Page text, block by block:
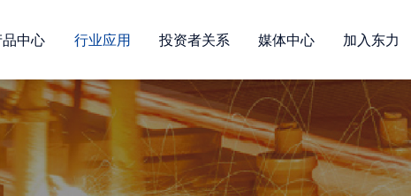
中心 行业应用 投资者关系 媒体中心 加入东力